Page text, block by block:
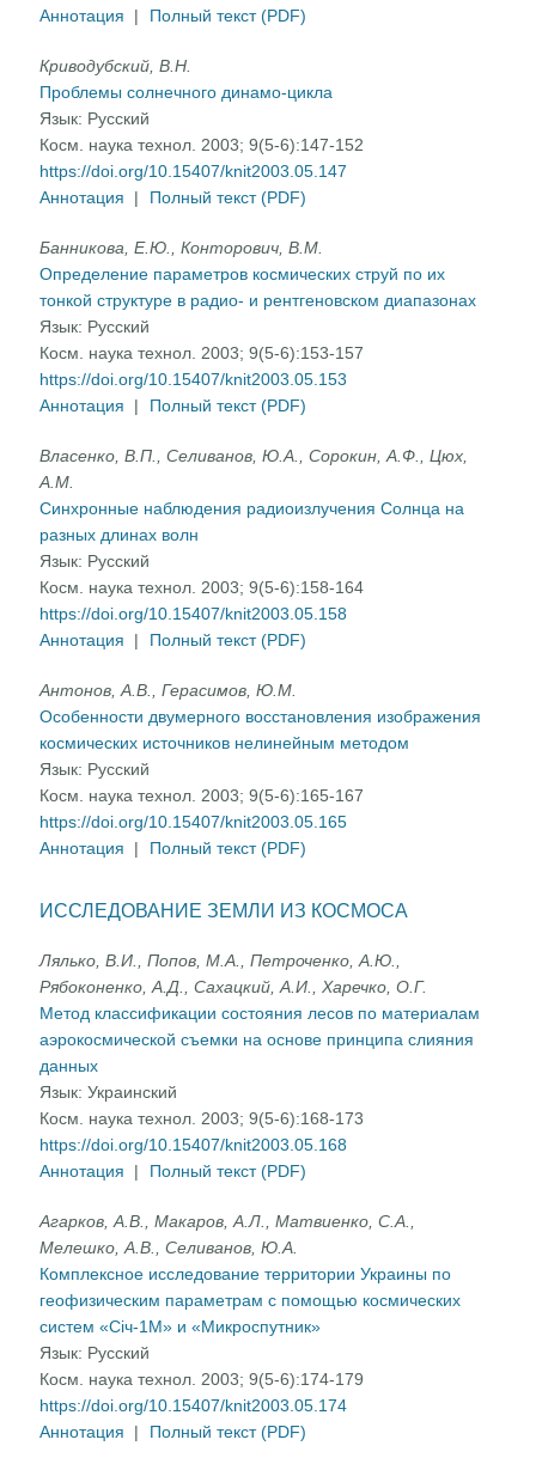
Аннотация | Полный текст (PDF)
Криводубский, В.Н.
Проблемы солнечного динамо-цикла
Язык: Русский
Косм. наука технол. 2003; 9(5-6):147-152
https://doi.org/10.15407/knit2003.05.147
Аннотация
| Полный текст (PDF)
Банникова, Е.Ю., Конторович, В.М.
Определение параметров космических струй по их
тонкой структуре в радио- и рентгеновском диапазонах
Язык: Русский
Косм. наука технол. 2003; 9(5-6):153-157
https://doi.org/10.15407/knit2003.05.153
Аннотация
| Полный текст (PDF)
Власенко, В.П., Селиванов, Ю.А., Сорокин, А.Ф., Цюх,
А.М.
Синхронные наблюдения радиоизлучения Солнца на
разных длинах волн
Язык: Русский
Косм. наука технол. 2003; 9(5-6):158-164
https://doi.org/10.15407/knit2003.05.158
Аннотация
| Полный текст (PDF)
Антонов, А.В., Герасимов, Ю.М.
Особенности двумерного восстановления изображения
космических источников нелинейным методом
Язык: Русский
Косм. наука технол. 2003; 9(5-6):165-167
https://doi.org/10.15407/knit2003.05.165
Аннотация
| Полный текст (PDF)
ИССЛЕДОВАНИЕ ЗЕМЛИ ИЗ КОСМОСА
Лялько, В.И., Попов, М.А., Петроченко, А.Ю.,
Рябоконенко, А.Д., Сахацкий, А.И., Харечко, О.Г.
Метод классификации состояния лесов по материалам
аэрокосмической съемки на основе принципа слияния
данных
Язык:Украинский
Косм. наука технол. 2003; 9(5-6):168-173
https://doi.org/10.15407/knit2003.05.168
Аннотация
| Полный текст (PDF)
Агарков, А.В., Макаров, А.Л., Матвиенко, С.А.,
Мелешко, А.В., Селиванов, Ю.А.
Комплексное исследование территории Украины по
геофизическим параметрам с помощью космических
систем «Січ-1М» и «Микроспутник»
Язык: Русский
Косм. наука технол. 2003; 9(5-6):174-179
https://doi.org/10.15407/knit2003.05.174
Аннотация
| Полный текст (PDF)